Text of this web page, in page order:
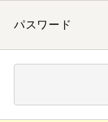
パスワード